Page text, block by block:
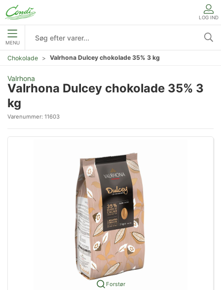
LOG IND
MENU
Chokolade Valrhona Dulcey chokolade 35% 3 kg
Valrhona
Valrhona Dulcey chokolade 35% 3
kg
Varenummer: 11603
Forstør